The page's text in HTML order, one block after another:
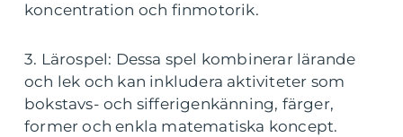
koncentration och finmotorik.
3. Lärospel: Dessa spel kombinerar lärande
och lek och kan inkludera aktiviteter som
bokstavs- och sifferigenkänning, färger,
former och enkla matematiska koncept.